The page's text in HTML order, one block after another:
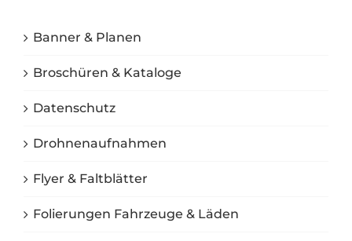
Banner & Planen
Broschüren & Kataloge
Datenschutz
Drohnenaufnahmen
Flyer & Faltblätter
Folierungen Fahrzeuge & Läden